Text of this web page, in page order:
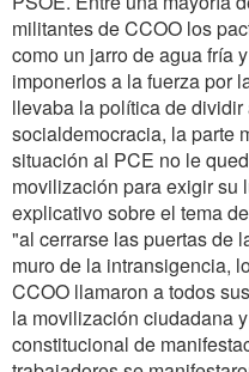
militantes de CCOO los
como un jarro de agua fría
imponerlos a la fuerza por
llevaba la política de
socialdemocracia, la parte
situación al PCE no le
movilización para exigir su
explicativo sobre el tema
"al cerrarse las puertas de
muro de la intransigencia,
CCOO llamaron a todos
la movilización ciudadana
constitucional de